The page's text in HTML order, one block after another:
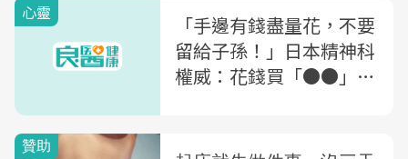
心靈
「手邊有錢盡量花，不要
留給子孫！」日本精神科
權威：花錢買「●●」，